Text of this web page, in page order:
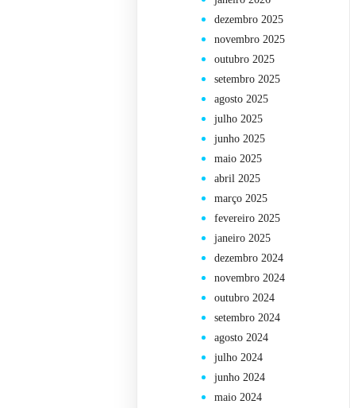
dezembro 2025
novembro 2025
outubro 2025
setembro 2025
agosto 2025
julho 2025
junho 2025
maio 2025
abril 2025
março 2025
fevereiro 2025
janeiro 2025
dezembro 2024
novembro 2024
outubro 2024
setembro 2024
agosto 2024
julho 2024
junho 2024
maio 2024